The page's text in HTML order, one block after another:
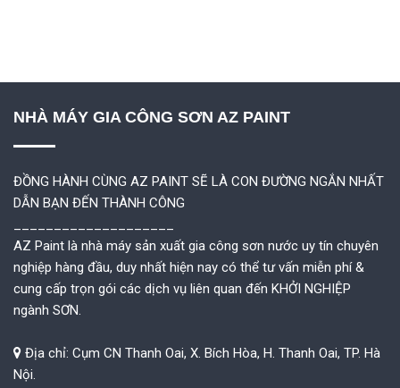
NHÀ MÁY GIA CÔNG SƠN AZ PAINT
ĐỒNG HÀNH CÙNG AZ PAINT SẼ LÀ CON ĐƯỜNG NGẮN NHẤT
DẪN BẠN ĐẾN THÀNH CÔNG
AZ Paint là nhà máy sản xuất gia công sơn nước uy tín chuyên
nghiệp hàng đầu, duy nhất hiện nay có thể tư vấn miễn phí &
cung cấp trọn gói các dịch vụ liên quan đến KHỞI NGHIỆP
ngành SƠN.
Địa chỉ: Cụm CN Thanh Oai, X. Bích Hòa, H. Thanh Oai, TP. Hà
Nội.